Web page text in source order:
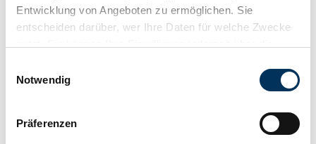
Entwicklung von Angeboten zu ermöglichen. Sie
entscheiden darüber, wer Ihre Daten für welche Zwecke
Trigger Symbol ändern oder widerrufen
Informationen über Ihre geografische Lage
Notwendig
Präferenzen
Karosserieform
Cabriolet (Roadster)